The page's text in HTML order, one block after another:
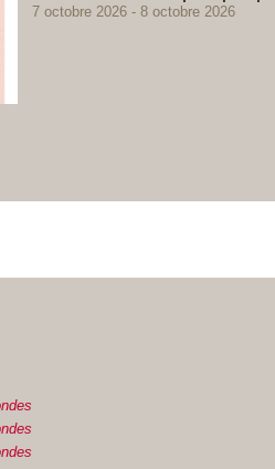
7 octobre 2026 8 octobre 2026